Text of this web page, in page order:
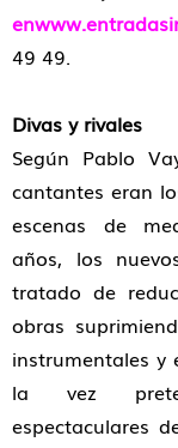
49 49.
Divas y rivales
Según Pablo
cantantes eran
escenas de
años, los
tratado de
obras
instrumentales y
la vez
espectaculares